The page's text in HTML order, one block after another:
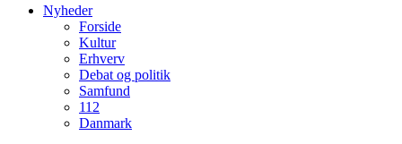
Nyheder
Forside
Kultur
Erhverv
Debat og politik
Samfund
112
Danmark